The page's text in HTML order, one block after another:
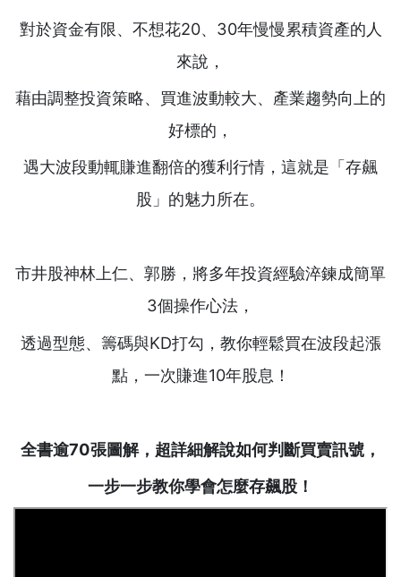
對於資金有限、不想花20、30年慢慢累積資產的人
來說，
藉由調整投資策略、買進波動較大、產業趨勢向上的
好標的，
遇大波段動輒賺進翻倍的獲利行情，這就是「存飆
股」的魅力所在。
市井股神林上仁、郭勝，將多年投資經驗淬鍊成簡單
3個操作心法，
透過型態、籌碼與KD打勾，教你輕鬆買在波段起漲
點，一次賺進10年股息！
全書逾70張圖解，超詳細解說如何判斷買賣訊號，
一步一步教你學會怎麼存飆股！